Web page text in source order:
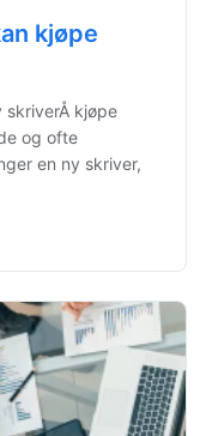
kjøpe
skriverÅ kjøpe
og ofte
en ny skriver,